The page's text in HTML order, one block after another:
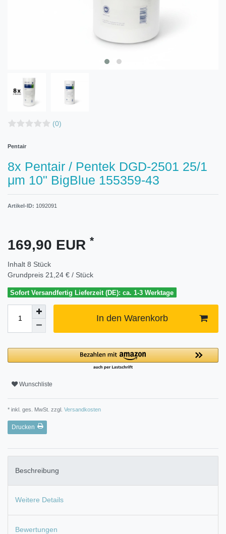
(0)
Pentair
8x Pentair / Pentek DGD-2501 25/1
μm 10" BigBlue 155359-43
Artikel-ID: 1092091
169,90 EUR *
Inhalt 8 Stück
Grundpreis 21,24 € / Stück
Sofort Versandfertig Lieferzeit (DE): ca. 1-3 Werktage
In den Warenkorb
Wunschliste
* inkl. ges. MwSt. zzgl. Versandkosten
Drucken
Beschreibung
Weitere Details
Bewertungen